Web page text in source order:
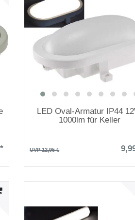
LED Oval-Armatur IP44
1000lm für Keller
UVP 12,95 €